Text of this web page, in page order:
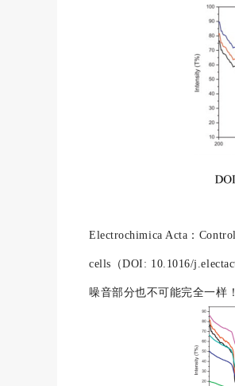
Electrochimica Acta：
cells（DOI: 10.1016/
噪音部分也不可能完全一样！